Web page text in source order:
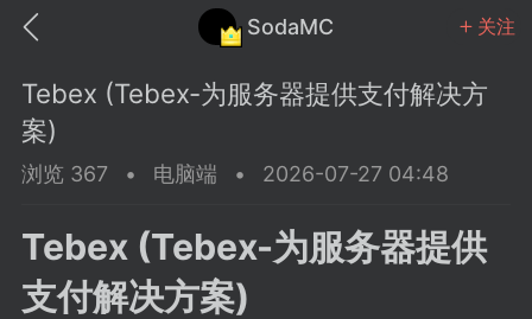
SodaMC 关注
中文社区 SodaMC
Tebex (Tebex-为服务器提供支付解决方
案)
浏览 367 • 电脑端 • 2026-07-27 04:48
Tebex (Tebex-为服务器提供
支付解决方案)